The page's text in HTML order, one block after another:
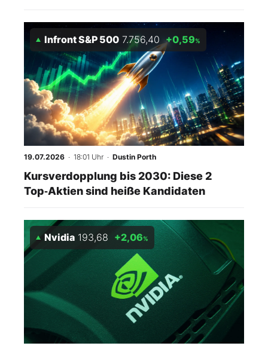
Infront S&P 500 7.756,40 +0,59%
19.07.2026 · 18:01 Uhr · Dustin Porth
Kursverdopplung bis 2030: Diese 2
Top‑Aktien sind heiße Kandidaten
Nvidia 193,68 +2,06%